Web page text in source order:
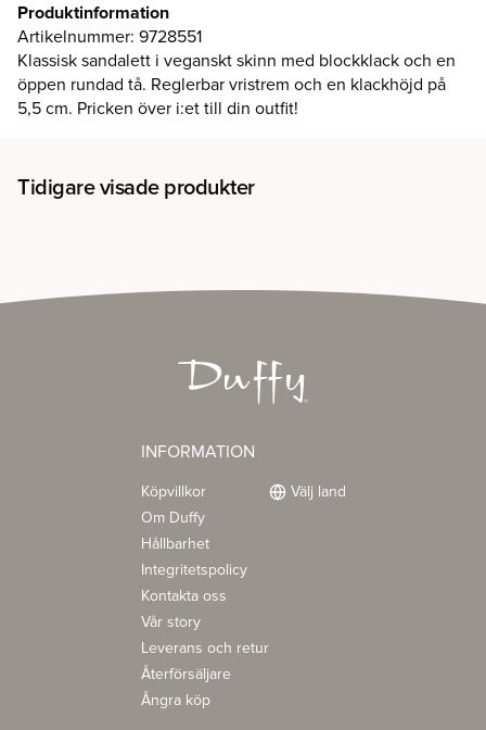
Produktinformation
Artikelnummer: 9728551
Klassisk sandalett i veganskt skinn med blockklack och en
öppen rundad tå. Reglerbar vristrem och en klackhöjd på
5,5 cm. Pricken över i:et till din outfit!
Tidigare visade produkter
INFORMATION
Köpvillkor
Om Duffy
Hållbarhet
Integritetspolicy
Kontakta oss
Vår story
Leverans och retur
Återförsäljare
Ångra köp
Välj land